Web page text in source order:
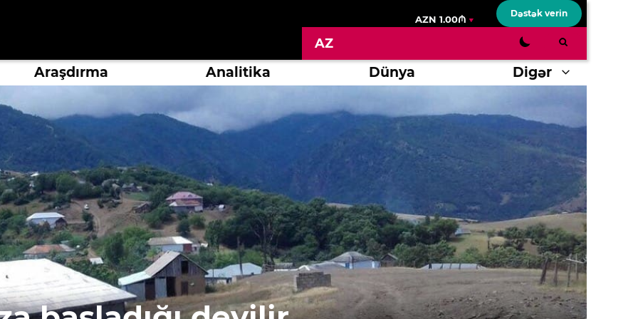
AZN 1.00₼
Dəstək verin
AZ
Araşdırma Analitika Dünya Digər